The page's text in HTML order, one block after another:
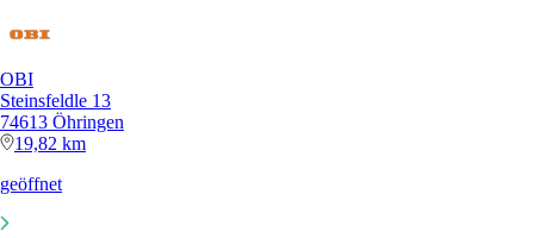
OBI
Steinsfeldle 13
74613 Öhringen
19,82 km
geöffnet